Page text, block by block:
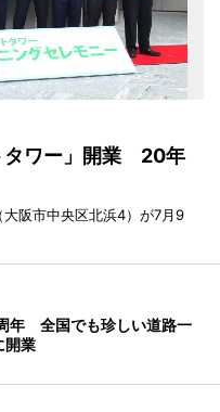
タワー」開業 20年
阪市中央区北浜4）が7月9
年 全国でも珍しい道路一
開業